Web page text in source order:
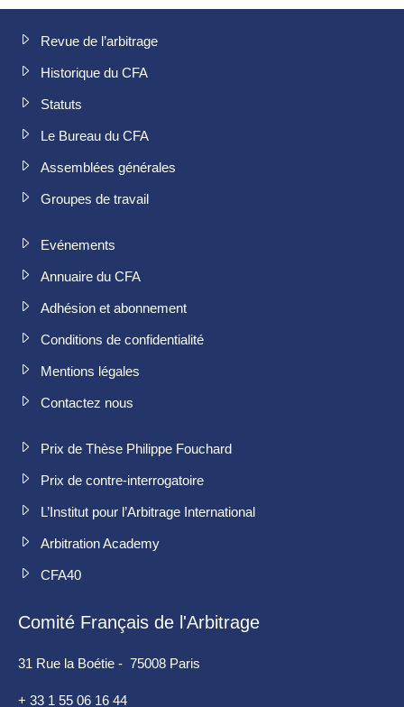
Revue de l’arbitrage
Historique du CFA
Statuts
Le Bureau du CFA
Assemblées générales
Groupes de travail
Evénements
Annuaire du CFA
Adhésion et abonnement
Conditions de confidentialité
Mentions légales
Contactez nous
Prix de Thèse Philippe Fouchard
Prix de contre-interrogatoire
L’Institut pour l’Arbitrage International
Arbitration Academy
CFA40
Comité Français de l'Arbitrage
31 Rue la Boétie - 75008 Paris
+ 33 1 55 06 16 44